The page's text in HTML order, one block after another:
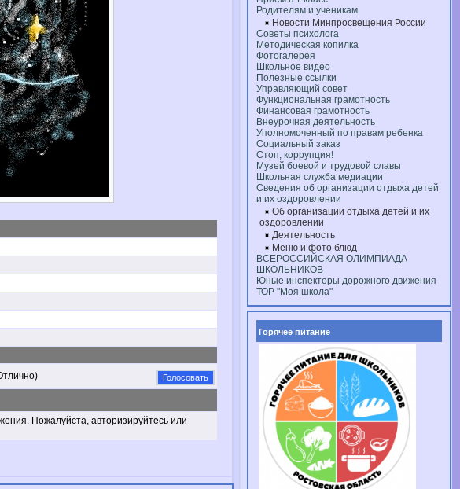
Пожалуйста, авторизируйтесь или
Родителям и ученикам
Новости Минпросвещения России
Советы психолога
Методическая копилка
Фотогалерея
Школьное видео
Полезные ссылки
Управляющий совет
Функциональная грамотность
Финансовая грамотность
Внеурочная деятельность
Уполномоченный по правам ребенка
Социальный заказ
Стоп, коррупция!
Музей боевой и трудовой славы
Школьная служба медиации
Сведения об организации отдыха детей
и их оздоровлении
Об организации отдыха детей и их
оздоровлении
Деятельность
Меню и фото блюд
ВСЕРОССИЙСКАЯ ОЛИМПИАДА
ШКОЛЬНИКОВ
Юные инспекторы дорожного движения
ТОР "Моя школа"
Горячее питание